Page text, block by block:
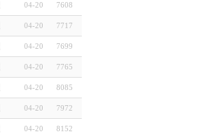
04-20 7608
04-20 7717
04-20 7699
04-20 7765
04-20 8085
04-20 7972
04-20 8152